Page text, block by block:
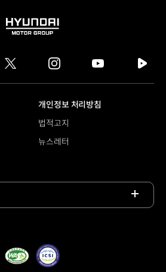
HYUNDAI
GROUP
twitter instagram
tv
개인정보 처리방침
법적고지
뉴스레터